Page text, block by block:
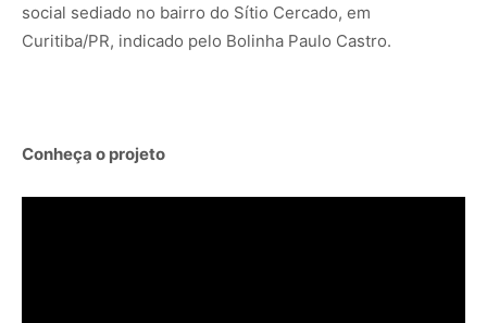
social sediado no bairro do Sítio Cercado, em
Curitiba/PR, indicado pelo Bolinha Paulo Castro.
Conheça o projeto